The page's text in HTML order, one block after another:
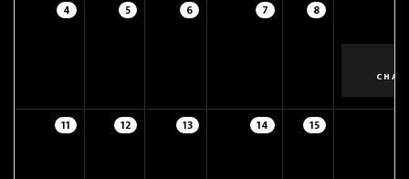
4 5 6 7 8
11 12 13 14 15